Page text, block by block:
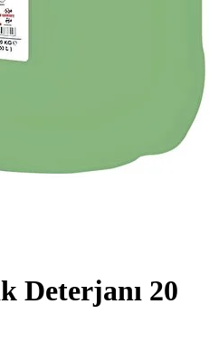
Deterjanı 20